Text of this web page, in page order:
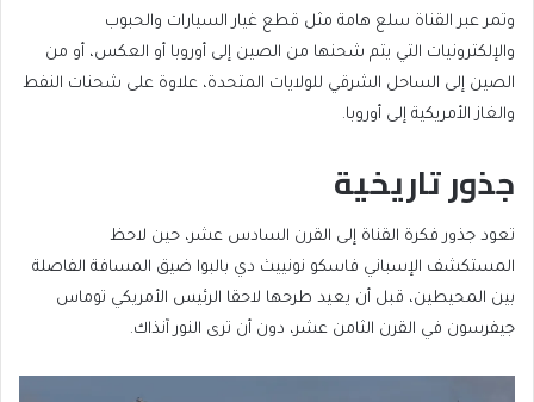
وتمر عبر القناة سلع هامة مثل قطع غيار السيارات والحبوب
والإلكترونيات التي يتم شحنها من الصين إلى أوروبا أو العكس، أو من
الصين إلى الساحل الشرقي للولايات المتحدة، علاوة على شحنات النفط
والغاز الأمريكية إلى أوروبا.
جذور تاريخية
تعود جذور فكرة القناة إلى القرن السادس عشر، حين لاحظ
المستكشف الإسباني فاسكو نونييث دي بالبوا ضيق المسافة الفاصلة
بين المحيطين، قبل أن يعيد طرحها لاحقا الرئيس الأمريكي توماس
جيفرسون في القرن الثامن عشر، دون أن ترى النور آنذاك.